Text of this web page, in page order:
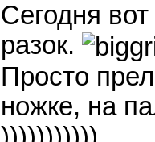
Сегодня
разок.
Просто
ножке, на